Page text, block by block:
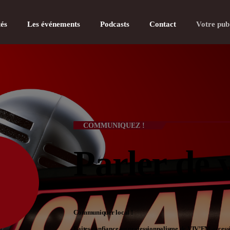
Les événements Podcasts Contact Votre
COMMUNIQUEZ !
Parler de
Communiquer local !